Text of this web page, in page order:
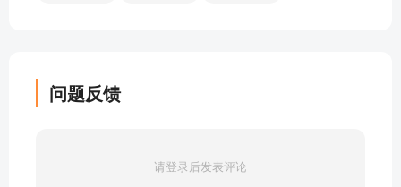
雅加婆婆
部分目录展示 ▶ 下载后解锁 17 首完整音频
问题反馈
请登录后发表评论